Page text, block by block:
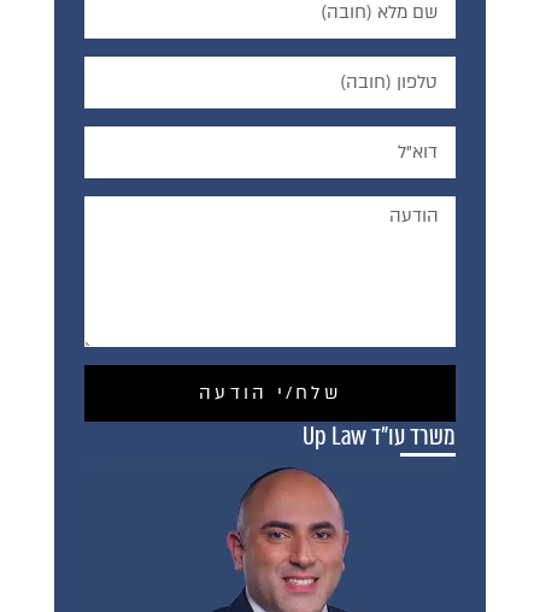
שלח/י הודעה
משרד עו"ד Up Law